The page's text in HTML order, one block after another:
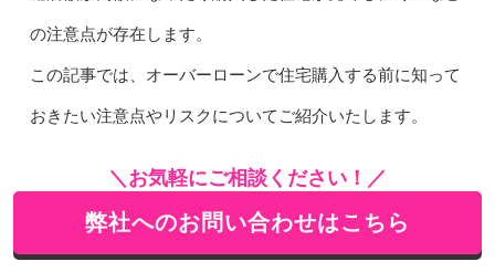
の注意点が存在します。
この記事では、オーバーローンで住宅購入する前に知って
おきたい注意点やリスクについてご紹介いたします。
＼お気軽にご相談ください！／
弊社へのお問い合わせはこちら